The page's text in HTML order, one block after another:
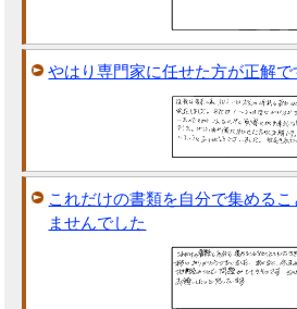
やはり専門家に任せた方が正解で
これだけの書類を自分で集める
ませんでした